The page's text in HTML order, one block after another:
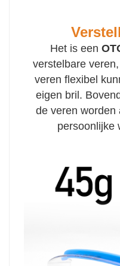
Het is een
verstelbare
veren flexibel
eigen bril.
de veren worden
persoonlijke